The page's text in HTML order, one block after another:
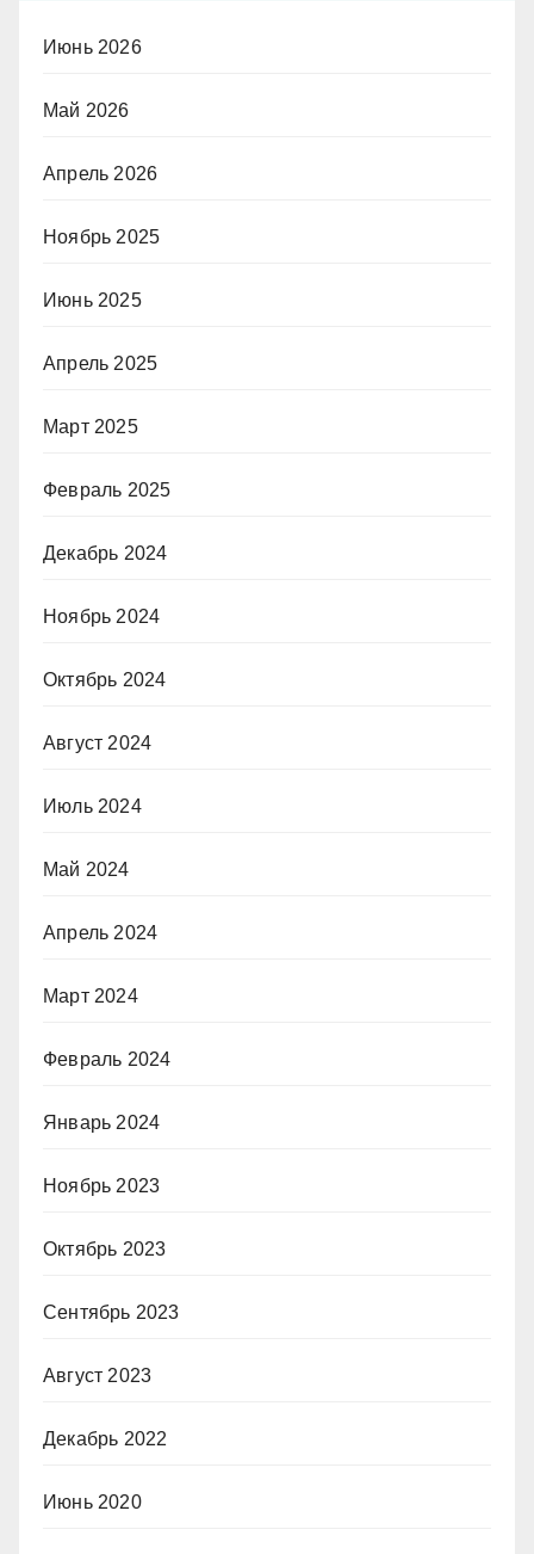
Июнь 2026
Май 2026
Апрель 2026
Ноябрь 2025
Июнь 2025
Апрель 2025
Март 2025
Февраль 2025
Декабрь 2024
Ноябрь 2024
Октябрь 2024
Август 2024
Июль 2024
Май 2024
Апрель 2024
Март 2024
Февраль 2024
Январь 2024
Ноябрь 2023
Октябрь 2023
Сентябрь 2023
Август 2023
Декабрь 2022
Июнь 2020